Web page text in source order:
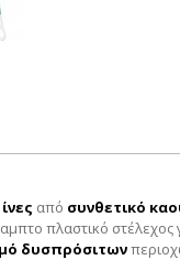
από συνθετικό
πλαστικό
δυσπρόσιτων